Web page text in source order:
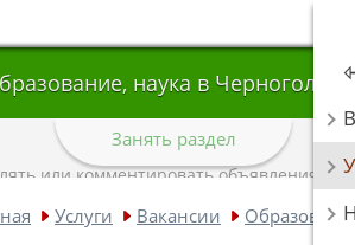
Услуги Вакансии
наука в
Занять раздел
или комментировать объявления,